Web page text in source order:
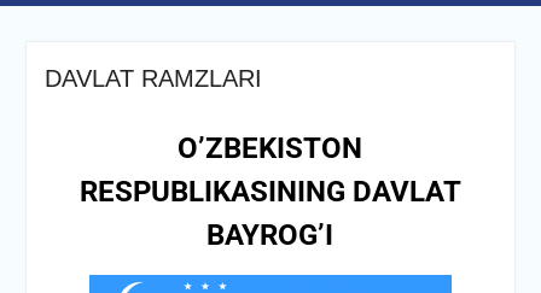
DAVLAT RAMZLARI
O’ZBEKISTON
RESPUBLIKASINING DAVLAT
BAYROG’I